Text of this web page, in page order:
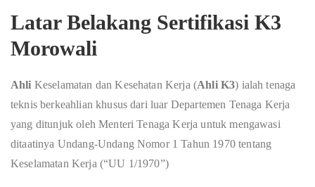
Latar Belakang Sertifikasi K3
Morowali
Ahli Keselamatan dan Kesehatan Kerja (Ahli K3) ialah tenaga
teknis berkeahlian khusus dari luar Departemen Tenaga Kerja
yang ditunjuk oleh Menteri Tenaga Kerja untuk mengawasi
ditaatinya Undang-Undang Nomor 1 Tahun 1970 tentang
Keselamatan Kerja (“UU 1/1970”)